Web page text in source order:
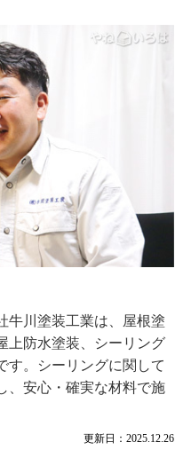
更新日：2025.12.26
牛川塗装工業は、屋根塗
上防水塗装、シーリング
す。シーリングに関して
、安心・確実な材料で施